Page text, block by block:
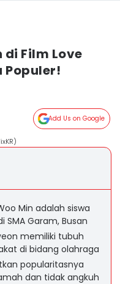
di Film Love
Populer!
Add Us on Google
Min adalah siswa
Garam, Busan
memiliki tubuh
di bidang olahraga
popularitasnya
dan tidak angkuh